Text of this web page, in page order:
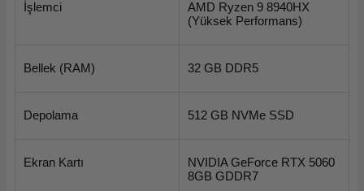
İşlemci
AMD Ryzen 9 8940HX
(Yüksek Performans)
Bellek (RAM) 32 GB DDR5
Depolama 512 GB NVMe SSD
Ekran Kartı
NVIDIA GeForce RTX 5060
8GB GDDR7